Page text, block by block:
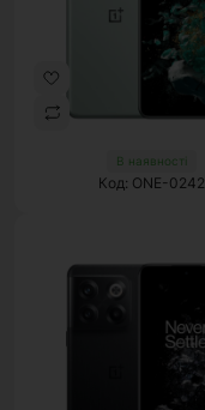
В наявності
Код: ONE-0242